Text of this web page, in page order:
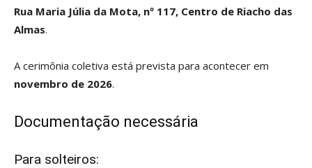
Rua Maria Júlia da Mota, nº 117, Centro de Riacho das
Almas.
A cerimônia coletiva está prevista para acontecer em
novembro de 2026.
Documentação necessária
Para solteiros: